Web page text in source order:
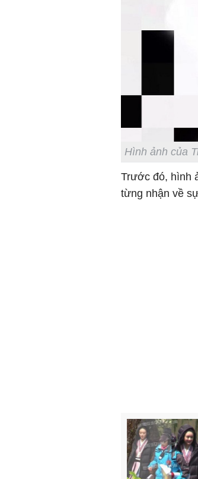
Hình ảnh của
Trước đó, hình
từng nhận về